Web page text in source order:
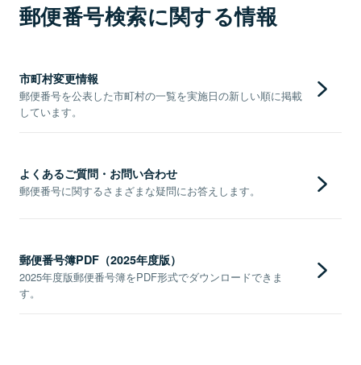
郵便番号検索に関する情報
市町村変更情報
郵便番号を公表した市町村の一覧を実施日の新しい順に掲載
しています。
よくあるご質問・お問い合わせ
郵便番号に関するさまざまな疑問にお答えします。
郵便番号簿PDF（2025年度版）
2025年度版郵便番号簿をPDF形式でダウンロードできま
す。